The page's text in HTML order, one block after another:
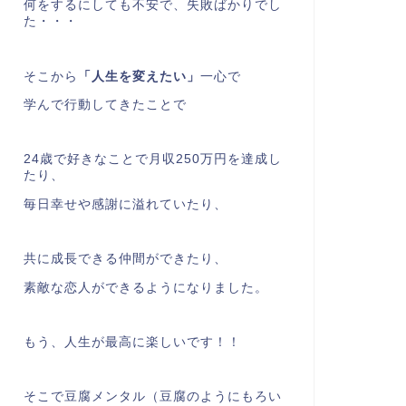
何をするにしても不安で、失敗ばかりでし
た・・・
そこから 「人生を変えたい」 一心で
学んで行動してきたことで
24歳で好きなことで月収250万円を達成し
たり、
毎日幸せや感謝に溢れていたり、
共に成長できる仲間ができたり、
素敵な恋人ができるようになりました。
もう、人生が最高に楽しいです！！
そこで豆腐メンタル（豆腐のようにもろい